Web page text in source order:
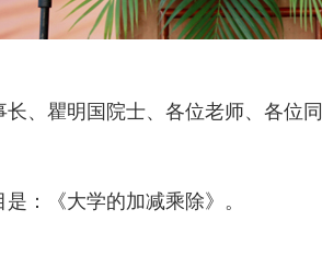
、瞿明国院士、各位老师、各位同
《大学的加减乘除》。